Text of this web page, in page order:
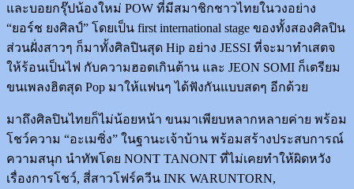
และบอยกรุ๊ปน้องใหม่ POW ที่มีสมาชิกชาวไทยในวงอย่าง
“ยอร์ช ยงศิลป์” โดยเป็น first international stage ของทั้งสองศิลปิน
ส่วนฝั่งสาวๆ ก็มาทั้งศิลปินสุด Hip อย่าง JESSI ที่จะมาทำเสตจ
ให้ร้อนเป็นไฟ กับความฮอตเกินต้าน และ JEON SOMI ก็เตรียม
ขนเพลงฮิตสุด Pop มาให้แฟนๆ ได้ฟังกันแบบสดๆ อีกด้วย
มาถึงศิลปินไทยก็ไม่น้อยหน้า ขนมาเพียบหลากหลายค่าย พร้อม
โชว์ความ “อะเมซิ่ง” ในฐานะเจ้าบ้าน พร้อมสร้างประสบการณ์
ความสนุก นำทัพโดย NONT TANONT ที่ไม่เคยทำให้ผิดหวัง
เรื่องการโชว์, สี่สาวโฟร์ควีน INK WARUNTORN,